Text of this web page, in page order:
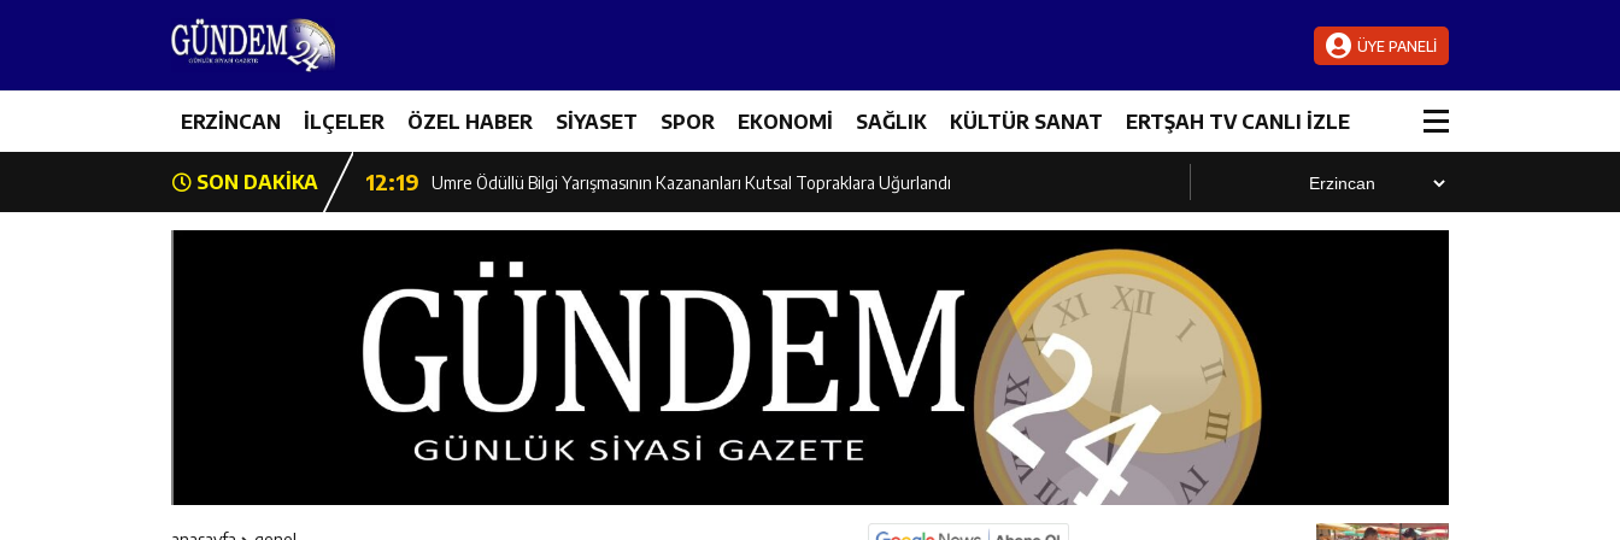
ÜYE PANELİ
ERZİNCAN İLÇELER ÖZEL HABER SİYASET SPOR EKONOMİ SAĞLIK KÜLTÜR SANAT ERTŞAH TV CANLI İZLE
SON DAKİKA
17:03 Erzincan Emniyeti’nden Semt Pazarında Bilgilendirme Faaliyeti
12:19 Umre Ödüllü Bilgi Yarışmasının Kazananları Kutsal Topraklara Uğurlandı
12:17 Üzümlü’de Yaz Akşamlarına Açık Hava Sineması Renk Kattı
12:16 Vali Yardımcıları Canpolat ve Kaya, Mehmet Zengin’in Cenaze Törenine Katıldı
Geleceğin Hafızlarına Ziyaret: Burhan İşliyen Erzincan’da Kur’an Kursu Öğrencileriyle Buluştu